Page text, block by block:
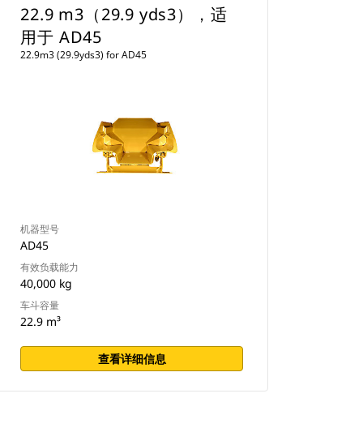
22.9 m3（29.9 yds3），适
用于 AD45
22.9m3 (29.9yds3) for AD45
机器型号
AD45
有效负载能力
40,000 kg
车斗容量
22.9 m³
查看详细信息